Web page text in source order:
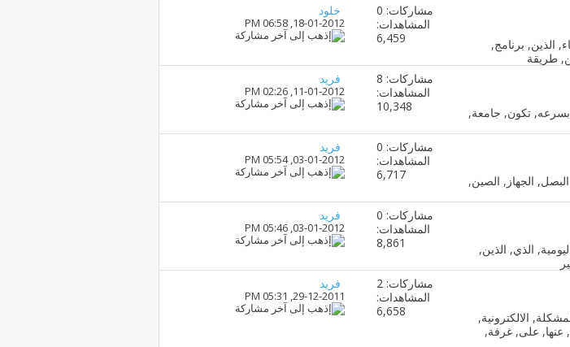
مشاركات: 0
المشاهدات:
6,459
خلود
18-01-2012,
06:58 PM
مشاركات: 8
المشاهدات:
10,348
فريد
11-01-2012,
02:26 PM
مشاركات: 0
المشاهدات:
6,717
فريد
03-01-2012,
05:54 PM
مشاركات: 0
المشاهدات:
8,861
فريد
03-01-2012,
05:46 PM
مشاركات: 2
المشاهدات:
6,658
فريد
29-12-2011,
05:31 PM